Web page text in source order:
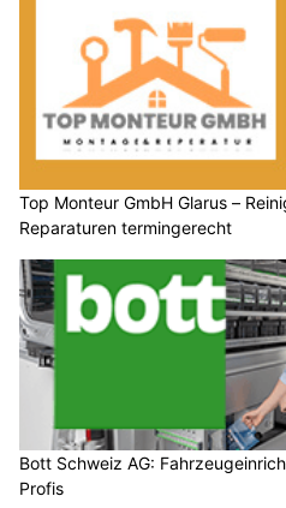
Top Monteur GmbH Glarus –
Reparaturen termingerecht
Bott Schweiz AG:
Profis